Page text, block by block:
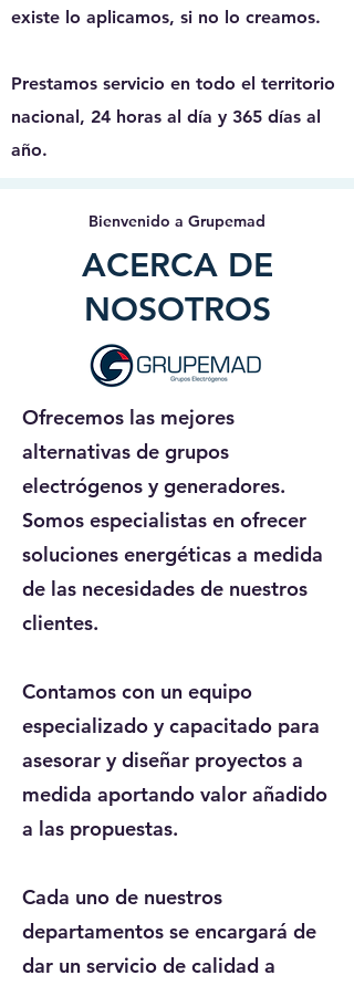
existe lo aplicamos, si no lo creamos.
Prestamos servicio en todo el territorio
nacional, 24 horas al día y 365 días al
año.
Bienvenido a Grupemad
ACERCA DE
NOSOTROS
Ofrecemos las mejores
alternativas de grupos
electrógenos y generadores.
Somos especialistas en ofrecer
soluciones energéticas a medida
de las necesidades de nuestros
clientes.
Contamos con un equipo
especializado y capacitado para
asesorar y diseñar proyectos a
medida aportando valor añadido
a las propuestas.
Cada uno de nuestros
departamentos se encargará de
dar un servicio de calidad a